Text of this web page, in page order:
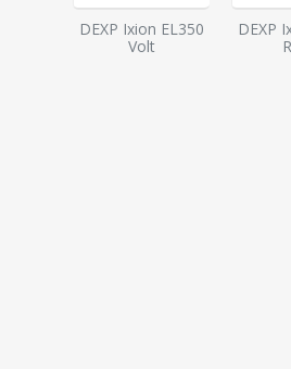
DEXP Ixion EL350
Volt
DEXP